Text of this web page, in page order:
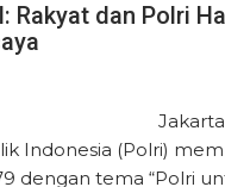
Rakyat dan Polri
Indonesia (Polri)
dengan tema “Polri